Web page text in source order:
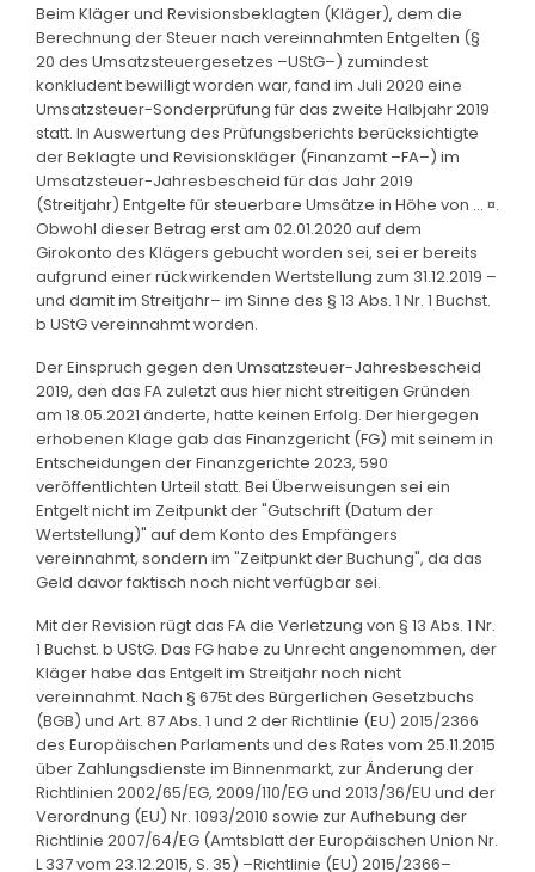
Beim Kläger und Revisionsbeklagten (Kläger), dem die
Berechnung der Steuer nach vereinnahmten Entgelten (§
20 des Umsatzsteuergesetzes –UStG–) zumindest
konkludent bewilligt worden war, fand im Juli 2020 eine
Umsatzsteuer-Sonderprüfung für das zweite Halbjahr 2019
statt. In Auswertung des Prüfungsberichts berücksichtigte
der Beklagte und Revisionskläger (Finanzamt –FA–) im
Umsatzsteuer-Jahresbescheid für das Jahr 2019
(Streitjahr) Entgelte für steuerbare Umsätze in Höhe von … ¤.
Obwohl dieser Betrag erst am 02.01.2020 auf dem
Girokonto des Klägers gebucht worden sei, sei er bereits
aufgrund einer rückwirkenden Wertstellung zum 31.12.2019 –
und damit im Streitjahr– im Sinne des § 13 Abs. 1 Nr. 1 Buchst.
b UStG vereinnahmt worden.
Der Einspruch gegen den Umsatzsteuer-Jahresbescheid
2019, den das FA zuletzt aus hier nicht streitigen Gründen
am 18.05.2021 änderte, hatte keinen Erfolg. Der hiergegen
erhobenen Klage gab das Finanzgericht (FG) mit seinem in
Entscheidungen der Finanzgerichte 2023, 590
veröffentlichten Urteil statt. Bei Überweisungen sei ein
Entgelt nicht im Zeitpunkt der "Gutschrift (Datum der
Wertstellung)" auf dem Konto des Empfängers
vereinnahmt, sondern im "Zeitpunkt der Buchung", da das
Geld davor faktisch noch nicht verfügbar sei.
Mit der Revision rügt das FA die Verletzung von § 13 Abs. 1 Nr.
1 Buchst. b UStG. Das FG habe zu Unrecht angenommen, der
Kläger habe das Entgelt im Streitjahr noch nicht
vereinnahmt. Nach § 675t des Bürgerlichen Gesetzbuchs
(BGB) und Art. 87 Abs. 1 und 2 der Richtlinie (EU) 2015/2366
des Europäischen Parlaments und des Rates vom 25.11.2015
über Zahlungsdienste im Binnenmarkt, zur Änderung der
Richtlinien 2002/65/EG, 2009/110/EG und 2013/36/EU und der
Verordnung (EU) Nr. 1093/2010 sowie zur Aufhebung der
Richtlinie 2007/64/EG (Amtsblatt der Europäischen Union Nr.
L 337 vom 23.12.2015, S. 35) –Richtlinie (EU) 2015/2366–